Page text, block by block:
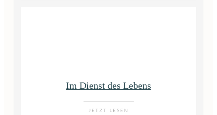
Im Dienst des Lebens
JETZT LESEN